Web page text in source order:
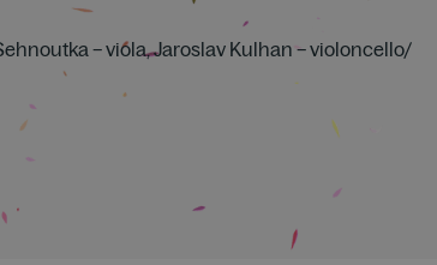
– viola, Jaroslav Kulhan – violoncello/